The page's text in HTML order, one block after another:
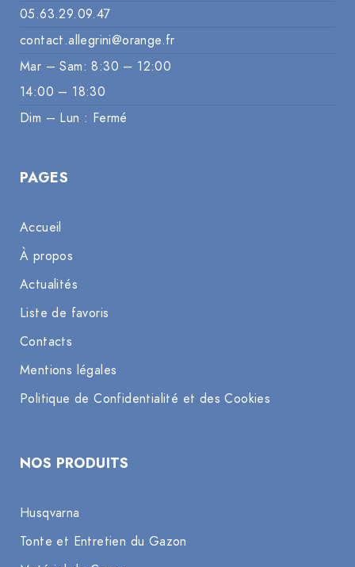
05.63.29.09.47
contact.allegrini@orange.fr
Mar – Sam: 8:30 – 12:00
14:00 – 18:30
Dim – Lun : Fermé
PAGES
Accueil
À propos
Actualités
Liste de favoris
Contacts
Mentions légales
Politique de Confidentialité et des Cookies
NOS PRODUITS
Husqvarna
Tonte et Entretien du Gazon